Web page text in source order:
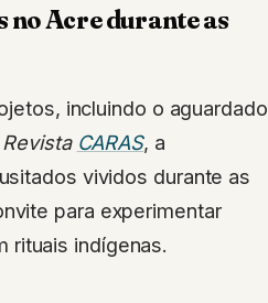
no Acre durante as
incluindo o aguardado
Revista CARAS, a
vividos durante as
para experimentar
rituais indígenas.